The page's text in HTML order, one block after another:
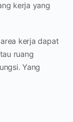
kerja yang
kerja dapat
ruang
Yang